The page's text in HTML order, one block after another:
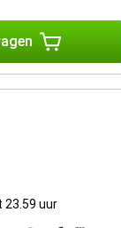
23.59 uur